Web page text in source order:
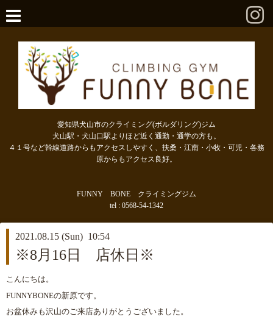
愛知県犬山市のクライミング(ボルダリング)ジム
犬山駅・犬山口駅よりほど近く通勤・通学の方も。
４１号など幹線道路からもアクセスしやすく、扶桑・江南・小牧・可児・各務
原からもアクセス良好。
FUNNY BONE クライミングジム
tel : 0568-54-1342
2021.08.15 (Sun) 10:54
※8月16日 店休日※
こんにちは。
FUNNYBONEの新原です。
お盆休みも沢山のご来店ありがとうございました。